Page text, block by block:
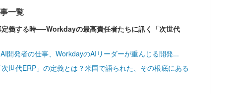
一覧
義する時──Workdayの最高責任者たちに訊く「次世代
開発者の仕事、WorkdayのAIリーダーが重んじる開発...
世代ERP」の定義とは？米国で語られた、その根底にある